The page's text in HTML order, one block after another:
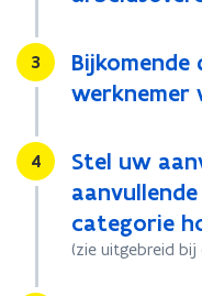
Stap
3
Bijkomende
werknemer
Stap
4
Stel uw
categorie
(zie uitgebreid bij